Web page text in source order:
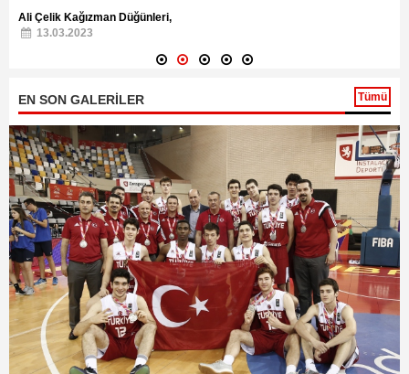
Ali Çelik Kağızman Düğünleri,
13.03.2023
EN SON GALERİLER Tümü